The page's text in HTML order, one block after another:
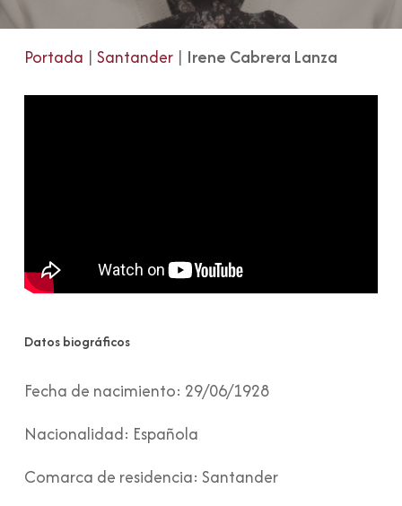
Portada | Santander| Irene Cabrera Lanza
Datos biográficos
Fecha de nacimiento: 29/06/1928
Nacionalidad: Española
Comarca de residencia: Santander